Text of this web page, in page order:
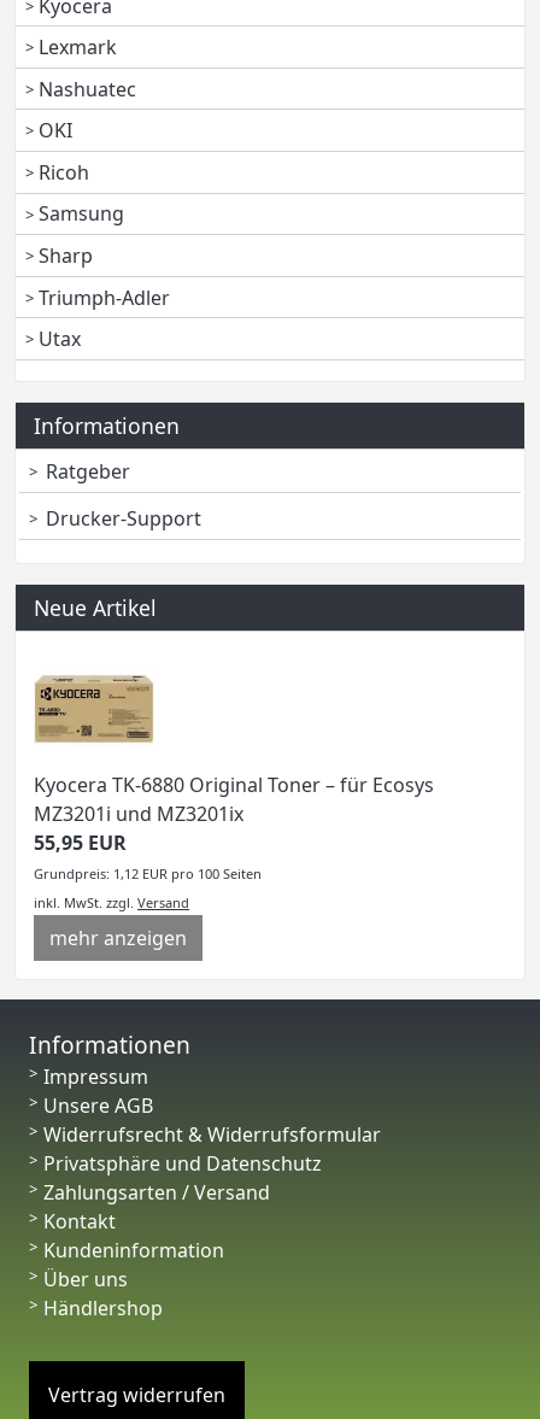
Kyocera
Lexmark
Nashuatec
OKI
Ricoh
Samsung
Sharp
Triumph-Adler
Utax
Informationen
Ratgeber
Drucker-Support
Neue Artikel
Kyocera TK-6880 Original Toner – für Ecosys
MZ3201i und MZ3201ix
55,95 EUR
Grundpreis: 1,12 EUR pro 100 Seiten
inkl. MwSt. zzgl. Versand
mehr anzeigen
Informationen
Impressum
Unsere AGB
Widerrufsrecht & Widerrufsformular
Privatsphäre und Datenschutz
Zahlungsarten / Versand
Kontakt
Kundeninformation
Über uns
Händlershop
Vertrag widerrufen